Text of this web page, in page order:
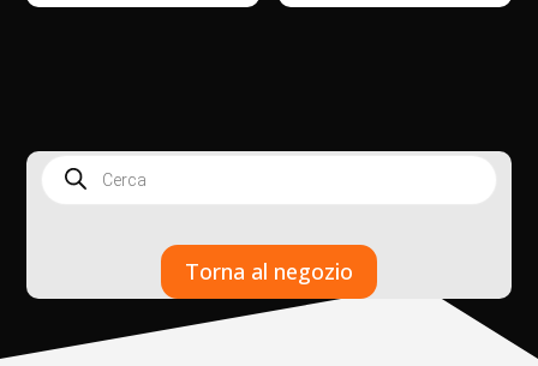
Products
search
Torna al negozio